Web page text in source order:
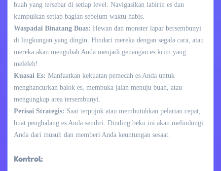
buah yang tersebar di setiap level. Navigasikan labirin es dan
kumpulkan setiap bagian sebelum waktu habis.
Waspadai Binatang Buas: Hewan dan monster lapar bersembunyi
di lingkungan yang dingin. Hindari mereka dengan segala cara, atau
mereka akan mengubah Anda menjadi genangan es krim yang
meleleh!
Kuasai Es: Manfaatkan kekuatan pemecah es Anda untuk
menghancurkan balok es, membuka jalan menuju buah, atau
mengungkap area tersembunyi.
Perisai Strategis: Saat terpojok atau membutuhkan pelarian cepat,
buat penghalang es Anda sendiri. Dinding beku ini akan melindungi
Anda dari musuh dan memberi Anda keuntungan sesaat.
Kontrol: